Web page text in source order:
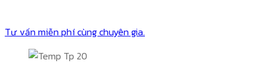
Tư vấn miễn phí cùng chuyên gia.